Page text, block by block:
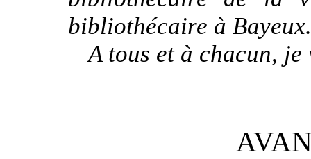
bibliothécaire à Bayeux.
A tous et à chacun,